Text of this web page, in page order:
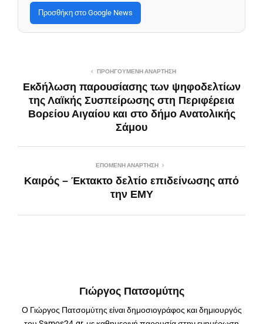
Προσθήκη στο Google News
ΠΡΟΗΓΟΎΜΕΝΗ ΑΝΆΡΤΗΣΗ
Εκδήλωση παρουσίασης των ψηφοδελτίων
της Λαϊκής Συσπείρωσης στη Περιφέρεια
Βορείου Αιγαίου και στο δήμο Ανατολικής
Σάμου
ΕΠΌΜΕΝΗ ΑΝΆΡΤΗΣΗ
Καιρός – Έκτακτο δελτίο επιδείνωσης από
την ΕΜΥ
Γιώργος Πατσομύτης
Ο Γιώργος Πατσομύτης είναι δημοσιογράφος και δημιουργός